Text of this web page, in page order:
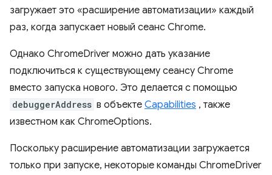
загружает это «расширение автоматизации» каждый
раз, когда запускает новый сеанс Chrome.
Однако ChromeDriver можно дать указание
подключиться к существующему сеансу Chrome
вместо запуска нового. Это делается с помощью
debuggerAddress в объекте Capabilities , также
известном как ChromeOptions.
Поскольку расширение автоматизации загружается
только при запуске, некоторые команды ChromeDriver